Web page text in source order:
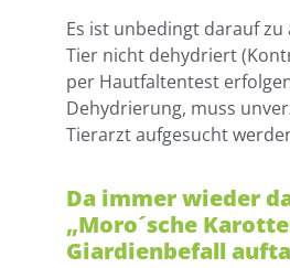
Es ist unbedingt darauf zu
Tier nicht dehydriert
per Hautfaltentest
Dehydrierung, muss
Tierarzt aufgesucht
Da immer wieder
„Moro´sche
Giardienbefall